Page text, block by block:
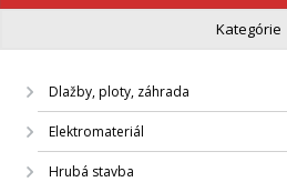
Kategórie
Dlažby, ploty, záhrada
Elektromateriál
Hrubá stavba